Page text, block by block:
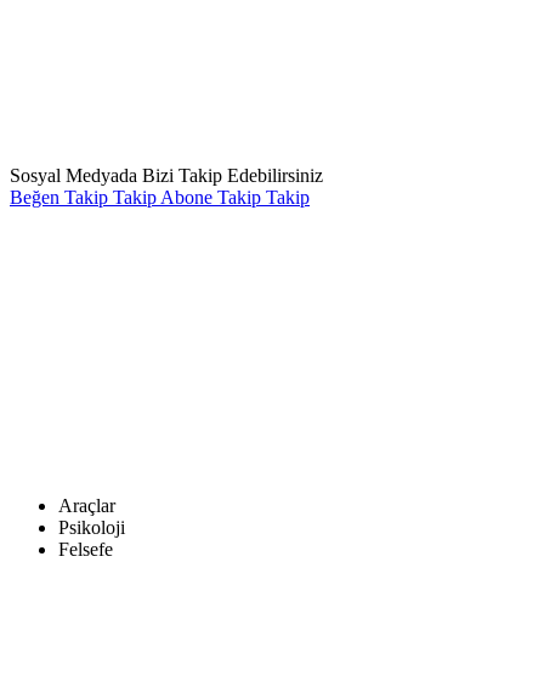
Sosyal Medyada Bizi Takip Edebilirsiniz
Beğen Takip Takip Abone Takip Takip
Araçlar
Psikoloji
Felsefe